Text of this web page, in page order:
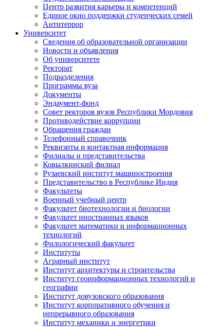
Центр развития карьеры и компетенций
Единое окно поддержки студенческих семей
Антитеррор
Университет
Сведения об образовательной организации
Новости и объявления
Об университете
Ректорат
Подразделения
Программы вуза
Документы
Эндаумент-фонд
Совет ректоров вузов Республики Мордовия
Противодействие коррупции
Обращения граждан
Телефонный справочник
Реквизиты и контактная информация
Филиалы и представительства
Ковылкинский филиал
Рузаевский институт машиностроения
Представительство в Республике Индия
Факультеты
Военный учебный центр
Факультет биотехнологии и биологии
Факультет иностранных языков
Факультет математики и информационных
технологий
Филологический факультет
Институты
Аграрный институт
Институт архитектуры и строительства
Институт геоинформационных технологий и
географии
Институт довузовского образования
Институт корпоративного обучения и
непрерывного образования
Институт механики и энергетики